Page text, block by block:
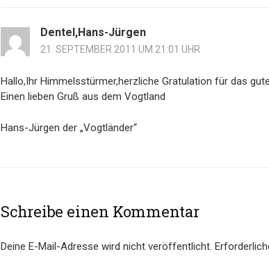
Dentel,Hans-Jürgen
21. SEPTEMBER 2011 UM 21:01 UHR
Hallo,Ihr Himmelsstürmer,herzliche Gratulation für das
Einen lieben Gruß aus dem Vogtland
Hans-Jürgen der „Vogtländer“
Schreibe einen Kommentar
Deine E-Mail-Adresse wird nicht veröffentlicht.